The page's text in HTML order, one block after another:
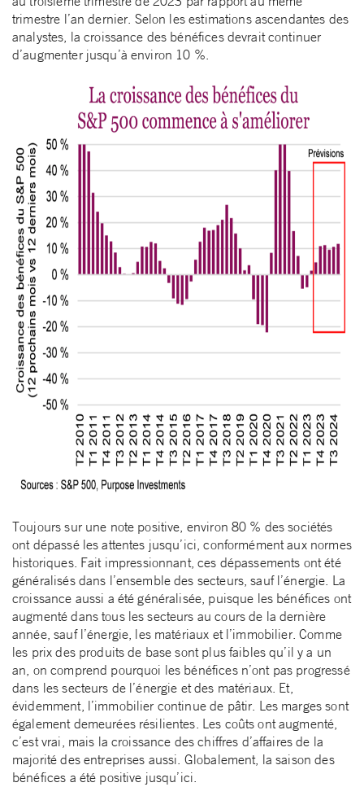
trimestre l’an dernier. Selon les estimations ascendantes des
analystes, la croissance des bénéfices devrait continuer
d’augmenter jusqu’à environ 10 %.
Toujours sur une note positive, environ 80 % des sociétés
ont dépassé les attentes jusqu’ici, conformément aux normes
historiques. Fait impressionnant, ces dépassements ont été
généralisés dans l’ensemble des secteurs, sauf l’énergie. La
croissance aussi a été généralisée, puisque les bénéfices ont
augmenté dans tous les secteurs au cours de la dernière
année, sauf l’énergie, les matériaux et l’immobilier. Comme
les prix des produits de base sont plus faibles qu’il y a un
an, on comprend pourquoi les bénéfices n’ont pas progressé
dans les secteurs de l’énergie et des matériaux. Et,
évidemment, l’immobilier continue de pâtir. Les marges sont
également demeurées résilientes. Les coûts ont augmenté,
c’est vrai, mais la croissance des chiffres d’affaires de la
majorité des entreprises aussi. Globalement, la saison des
bénéfices a été positive jusqu’ici.